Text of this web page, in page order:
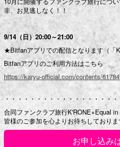
非、お見逃しなく！！
9/14（日）20:00～21:00
★Bitfanアプリでの配信となります（「
Bitfanアプリのご利用方法はこちら
https://karyu-official.com/contents/
・・・・・・・・・・・・・・・・・・
合同ファンクラブ旅行K'RONE×Equal
皆様のご参加を心よりお待ちしておりま
お申し込み